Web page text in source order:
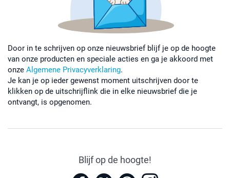
Laat het label afkoelen en verwijder het transferpapier
Wacht vervolgens 8 uur na het aanbrengen met wassen
Door in te schrijven op onze nieuwsbrief blijf je op de hoogte
van onze producten en speciale acties en ga je akkoord met
onze Algemene Privacyverklaring.
Je kan je op ieder gewenst moment uitschrijven door te
klikken op de uitschrijflink die in elke nieuwsbrief die je
ontvangt, is opgenomen.
Blijf op de hoogte!